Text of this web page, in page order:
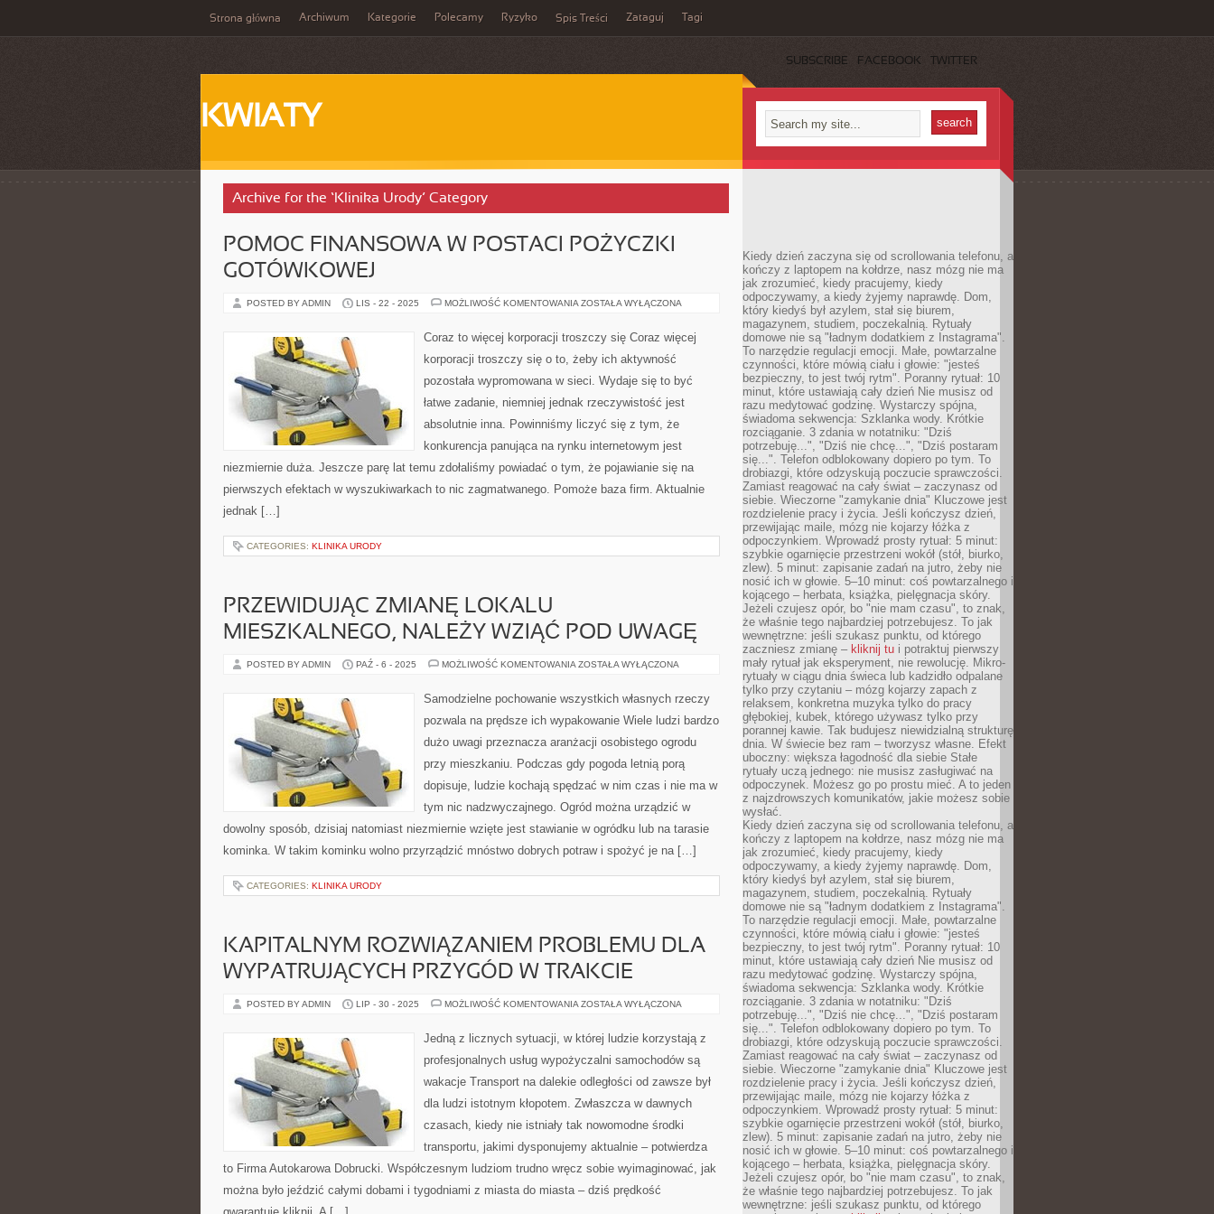
Strona główna Archiwum Kategorie Polecamy Ryzyko Spis Treści Zataguj Tagi
SUBSCRIBE FACEBOOK TWITTER
KWIATY
Archive for the ‘Klinika Urody’ Category
POMOC FINANSOWA W POSTACI POŻYCZKI
GOTÓWKOWEJ
POSTED BY ADMIN LIS - 22 - 2025 MOŻLIWOŚĆ KOMENTOWANIA POMOC
POSTACI
POŻYCZKI
ZOSTAŁA WYŁĄCZONA
Coraz to więcej korporacji troszczy się Coraz więcej
korporacji troszczy się o to, żeby ich aktywność
pozostała wypromowana w sieci. Wydaje się to być
łatwe zadanie, niemniej jednak rzeczywistość jest
absolutnie inna. Powinniśmy liczyć się z tym, że
konkurencja panująca na rynku internetowym jest
niezmiernie duża. Jeszcze parę lat temu zdołaliśmy powiadać o tym, że pojawianie się na
pierwszych efektach w wyszukiwarkach to nic zagmatwanego. Pomoże baza firm. Aktualnie
jednak […]
CATEGORIES: KLINIKA URODY
PRZEWIDUJĄC ZMIANĘ LOKALU
MIESZKALNEGO, NALEŻY WZIĄĆ POD UWAGĘ
POSTED BY ADMIN PAŹ - 6 - 2025 MOŻLIWOŚĆ KOMENTOWANIA PRZEWIDUJĄC
MIESZKALNEGO,
NALEŻY
POD
ZOSTAŁA WYŁĄCZONA
Samodzielne pochowanie wszystkich własnych rzeczy
pozwala na prędsze ich wypakowanie Wiele ludzi bardzo
dużo uwagi przeznacza aranżacji osobistego ogrodu
przy mieszkaniu. Podczas gdy pogoda letnią porą
dopisuje, ludzie kochają spędzać w nim czas i nie ma w
tym nic nadzwyczajnego. Ogród można urządzić w
dowolny sposób, dzisiaj natomiast niezmiernie wzięte jest stawianie w ogródku lub na tarasie
kominka. W takim kominku wolno przyrządzić mnóstwo dobrych potraw i spożyć je na […]
CATEGORIES: KLINIKA URODY
KAPITALNYM ROZWIĄZANIEM PROBLEMU DLA
WYPATRUJĄCYCH PRZYGÓD W TRAKCIE
POSTED BY ADMIN LIP - 30 - 2025 MOŻLIWOŚĆ KOMENTOWANIA KAPITALNYM
DLA
WYPATRUJĄCYCH
W
ZOSTAŁA WYŁĄCZONA
Jedną z licznych sytuacji, w której ludzie korzystają z
profesjonalnych usług wypożyczalni samochodów są
wakacje Transport na dalekie odległości od zawsze był
dla ludzi istotnym kłopotem. Zwłaszcza w dawnych
czasach, kiedy nie istniały tak nowomodne środki
transportu, jakimi dysponujemy aktualnie – potwierdza
to Firma Autokarowa Dobrucki. Współczesnym ludziom trudno wręcz sobie wyimaginować, jak
można było jeździć całymi dobami i tygodniami z miasta do miasta – dziś prędkość
Kiedy dzień zaczyna się od scrollowania telefonu, a
kończy z laptopem na kołdrze, nasz mózg nie ma
jak zrozumieć, kiedy pracujemy, kiedy
odpoczywamy, a kiedy żyjemy naprawdę. Dom,
który kiedyś był azylem, stał się biurem,
magazynem, studiem, poczekalnią. Rytuały
domowe nie są "ładnym dodatkiem z Instagrama".
To narzędzie regulacji emocji. Małe, powtarzalne
czynności, które mówią ciału i głowie: "jesteś
bezpieczny, to jest twój rytm". Poranny rytuał: 10
minut, które ustawiają cały dzień Nie musisz od
razu medytować godzinę. Wystarczy spójna,
świadoma sekwencja: Szklanka wody. Krótkie
rozciąganie. 3 zdania w notatniku: "Dziś
potrzebuję...", "Dziś nie chcę...", "Dziś postaram
się...". Telefon odblokowany dopiero po tym. To
drobiazgi, które odzyskują poczucie sprawczości.
Zamiast reagować na cały świat – zaczynasz od
siebie. Wieczorne "zamykanie dnia" Kluczowe jest
rozdzielenie pracy i życia. Jeśli kończysz dzień,
przewijając maile, mózg nie kojarzy łóżka z
odpoczynkiem. Wprowadź prosty rytuał: 5 minut:
szybkie ogarnięcie przestrzeni wokół (stół, biurko,
zlew). 5 minut: zapisanie zadań na jutro, żeby nie
nosić ich w głowie. 5–10 minut: coś powtarzalnego i
kojącego – herbata, książka, pielęgnacja skóry.
Jeżeli czujesz opór, bo "nie mam czasu", to znak,
że właśnie tego najbardziej potrzebujesz. To jak
wewnętrzne: jeśli szukasz punktu, od którego
zaczniesz zmianę – kliknij tu i potraktuj pierwszy
mały rytuał jak eksperyment, nie rewolucję. Mikro-
rytuały w ciągu dnia świeca lub kadzidło odpalane
tylko przy czytaniu – mózg kojarzy zapach z
relaksem, konkretna muzyka tylko do pracy
głębokiej, kubek, którego używasz tylko przy
porannej kawie. Tak budujesz niewidzialną strukturę
dnia. W świecie bez ram – tworzysz własne. Efekt
uboczny: większa łagodność dla siebie Stałe
rytuały uczą jednego: nie musisz zasługiwać na
odpoczynek. Możesz go po prostu mieć. A to jeden
z najzdrowszych komunikatów, jakie możesz sobie
wysłać.
Kiedy dzień zaczyna się od scrollowania telefonu, a
kończy z laptopem na kołdrze, nasz mózg nie ma
jak zrozumieć, kiedy pracujemy, kiedy
odpoczywamy, a kiedy żyjemy naprawdę. Dom,
który kiedyś był azylem, stał się biurem,
magazynem, studiem, poczekalnią. Rytuały
domowe nie są "ładnym dodatkiem z Instagrama".
To narzędzie regulacji emocji. Małe, powtarzalne
czynności, które mówią ciału i głowie: "jesteś
bezpieczny, to jest twój rytm". Poranny rytuał: 10
minut, które ustawiają cały dzień Nie musisz od
razu medytować godzinę. Wystarczy spójna,
świadoma sekwencja: Szklanka wody. Krótkie
rozciąganie. 3 zdania w notatniku: "Dziś
potrzebuję...", "Dziś nie chcę...", "Dziś postaram
się...". Telefon odblokowany dopiero po tym. To
drobiazgi, które odzyskują poczucie sprawczości.
Zamiast reagować na cały świat – zaczynasz od
siebie. Wieczorne "zamykanie dnia" Kluczowe jest
rozdzielenie pracy i życia. Jeśli kończysz dzień,
przewijając maile, mózg nie kojarzy łóżka z
odpoczynkiem. Wprowadź prosty rytuał: 5 minut:
szybkie ogarnięcie przestrzeni wokół (stół, biurko,
zlew). 5 minut: zapisanie zadań na jutro, żeby nie
nosić ich w głowie. 5–10 minut: coś powtarzalnego i
kojącego – herbata, książka, pielęgnacja skóry.
Jeżeli czujesz opór, bo "nie mam czasu", to znak,
że właśnie tego najbardziej potrzebujesz. To jak
wewnętrzne: jeśli szukasz punktu, od którego